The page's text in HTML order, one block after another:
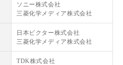
ソニー株式会社
三菱化学メディア株式会社
日本ビクター株式会社
三菱化学メディア株式会社
TDK株式会社